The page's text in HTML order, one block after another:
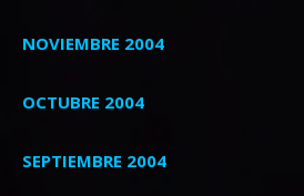
NOVIEMBRE 2004
OCTUBRE 2004
SEPTIEMBRE 2004